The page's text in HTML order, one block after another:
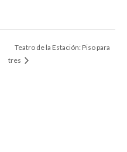
Teatro de la Estación: Piso para
tres